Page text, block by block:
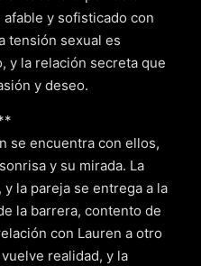
y sofisticado con
tensión sexual es
y la relación secreta que
y deseo.
se encuentra con ellos,
y su mirada. La
la pareja se entrega a la
la barrera, contento de
con Lauren a otro
realidad, y la